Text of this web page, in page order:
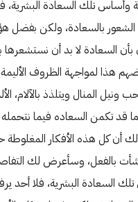
تلك السعادة البشرية،
الشعور بالسعادة، ولكن بفضل
بأن السعادة لا بد أن نستشعرها
هذا لمواجهة الظروف الأليمة،
ونيل المنال ويتلذذ بالآلام،
قد تكمن السعاده فيما
أن كل هذه الأفكار المغلوطة
بالفعل، وسأعرض لك
السعادة البشرية، فلا أحد